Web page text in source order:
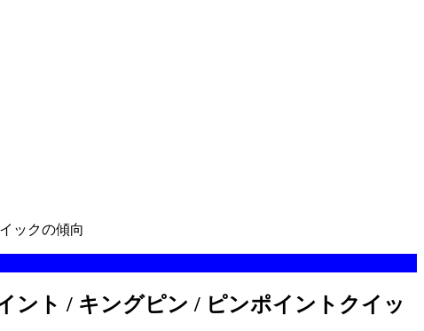
ックの傾向
ント / キングピン / ピンポイントクイッ